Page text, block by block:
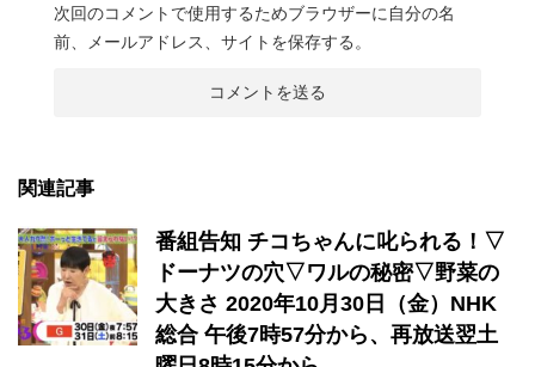
次回のコメントで使用するためブラウザーに自分の名
前、メールアドレス、サイトを保存する。
関連記事
番組告知 チコちゃんに叱られる！▽
ドーナツの穴▽ワルの秘密▽野菜の
大きさ 2020年10月30日（金）NHK
総合 午後7時57分から、再放送翌土